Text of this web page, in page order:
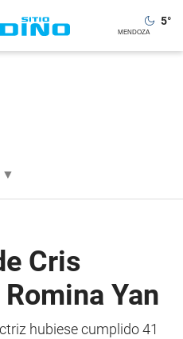
5°
▼
Cris
Yan
hubiese cumplido 41